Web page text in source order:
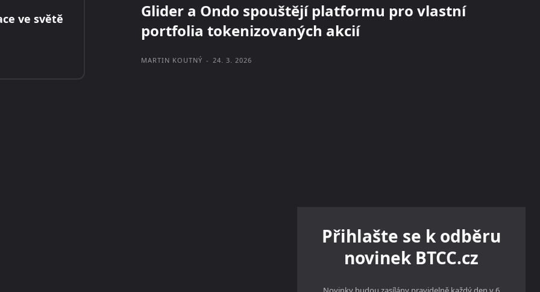
ve světě
Glider a Ondo spouštějí platformu pro vlastní
portfolia tokenizovaných akcií
MARTIN KOUTNÝ - 24. 3. 2026
Přihlašte se k odběru
novinek BTCC.cz